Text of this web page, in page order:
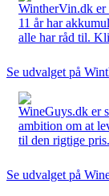
WintherVin.dk er
11 år har
alle har råd til.
Se udvalget på
WineGuys.dk er
ambition om at
til den rigtige
Se udvalget på